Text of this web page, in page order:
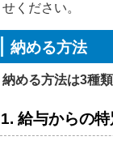
せください。
納める方法
納める方法は3種類
1. 給与からの特